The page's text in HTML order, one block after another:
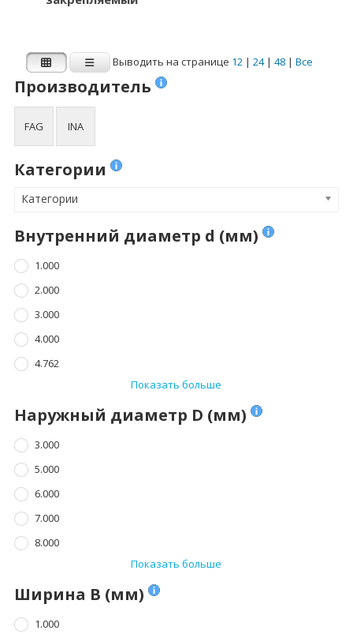
4.762
Показать больше
1.000
2.500
3.000
3.500
4.000
Показать больше
нагрузка C0r (N)
Выводить на странице 12 | 24| 48| Все
Производитель
FAG INA
Категории
Категории
Внутренний диаметр d (мм)
1.000
2.000
3.000
4.000
4.762
Показать больше
Наружный диаметр D (мм)
3.000
5.000
6.000
7.000
8.000
Показать больше
Ширина B (мм)
1.000